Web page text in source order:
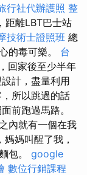
行社代辦護照 整
距離LBT巴士站
技術士證照班 總
的毒可樂。 台
回家後至少半年
計，盡量利用
所以跳過的話
前跑過馬路。
內就有一個在我
媽叫醒了我，
包。 google
數位行銷課程